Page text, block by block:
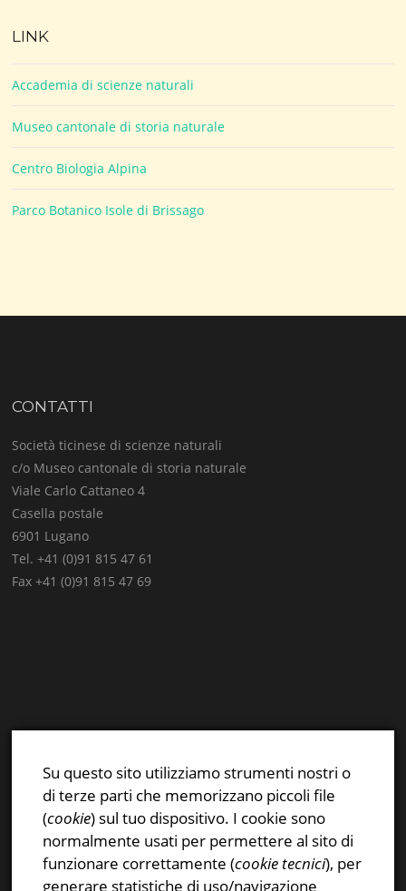
LINK
Accademia di scienze naturali
Museo cantonale di storia naturale
Centro Biologia Alpina
Parco Botanico Isole di Brissago
CONTATTI
Società ticinese di scienze naturali
c/o Museo cantonale di storia naturale
Viale Carlo Cattaneo 4
Casella postale
6901 Lugano
Tel. +41 (0)91 815 47 61
Fax +41 (0)91 815 47 69
Instagram
Privacy & Cookies Policy
Su questo sito utilizziamo strumenti nostri o
di terze parti che memorizzano piccoli file
(cookie) sul tuo dispositivo. I cookie sono
normalmente usati per permettere al sito di
funzionare correttamente (cookie tecnici), per
generare statistiche di uso/navigazione